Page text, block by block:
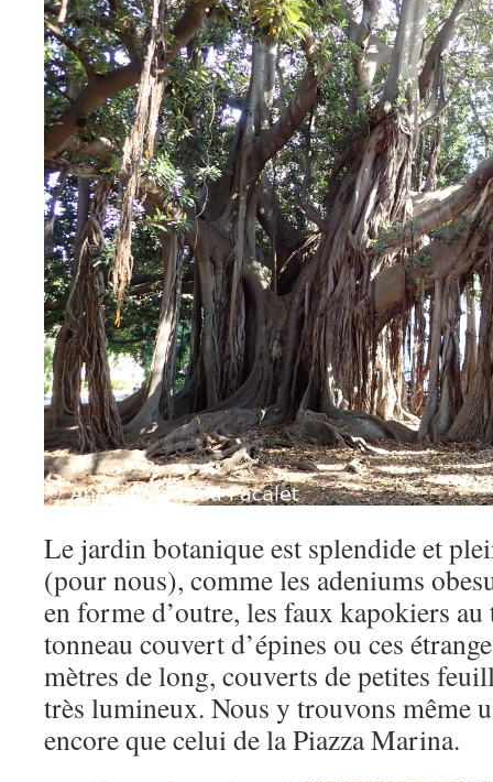
Le jardin botanique est splendide et
(pour nous), comme les adeniums
en forme d’outre, les faux kapokiers
tonneau couvert d’épines ou ces
mètres de long, couverts de petites
très lumineux. Nous y trouvons même
encore que celui de la Piazza Marina.